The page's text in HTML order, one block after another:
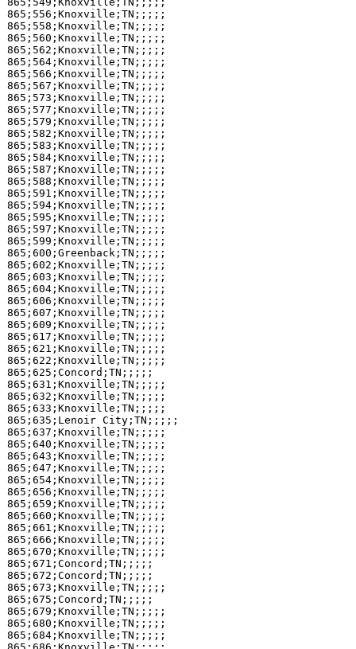
865;556;Knoxville;TN;;;;;
865;558;Knoxville;TN;;;;;
865;560;Knoxville;TN;;;;;
865;562;Knoxville;TN;;;;;
865;564;Knoxville;TN;;;;;
865;566;Knoxville;TN;;;;;
865;567;Knoxville;TN;;;;;
865;573;Knoxville;TN;;;;;
865;577;Knoxville;TN;;;;;
865;579;Knoxville;TN;;;;;
865;582;Knoxville;TN;;;;;
865;583;Knoxville;TN;;;;;
865;584;Knoxville;TN;;;;;
865;587;Knoxville;TN;;;;;
865;588;Knoxville;TN;;;;;
865;591;Knoxville;TN;;;;;
865;594;Knoxville;TN;;;;;
865;595;Knoxville;TN;;;;;
865;597;Knoxville;TN;;;;;
865;599;Knoxville;TN;;;;;
865;600;Greenback;TN;;;;;
865;602;Knoxville;TN;;;;;
865;603;Knoxville;TN;;;;;
865;604;Knoxville;TN;;;;;
865;606;Knoxville;TN;;;;;
865;607;Knoxville;TN;;;;;
865;609;Knoxville;TN;;;;;
865;617;Knoxville;TN;;;;;
865;621;Knoxville;TN;;;;;
865;622;Knoxville;TN;;;;;
865;625;Concord;TN;;;;;
865;631;Knoxville;TN;;;;;
865;632;Knoxville;TN;;;;;
865;633;Knoxville;TN;;;;;
865;635;Lenoir City;TN;;;;;
865;637;Knoxville;TN;;;;;
865;640;Knoxville;TN;;;;;
865;643;Knoxville;TN;;;;;
865;647;Knoxville;TN;;;;;
865;654;Knoxville;TN;;;;;
865;656;Knoxville;TN;;;;;
865;659;Knoxville;TN;;;;;
865;660;Knoxville;TN;;;;;
865;661;Knoxville;TN;;;;;
865;666;Knoxville;TN;;;;;
865;670;Knoxville;TN;;;;;
865;671;Concord;TN;;;;;
865;672;Concord;TN;;;;;
865;673;Knoxville;TN;;;;;
865;675;Concord;TN;;;;;
865;679;Knoxville;TN;;;;;
865;680;Knoxville;TN;;;;;
865;684;Knoxville;TN;;;;;